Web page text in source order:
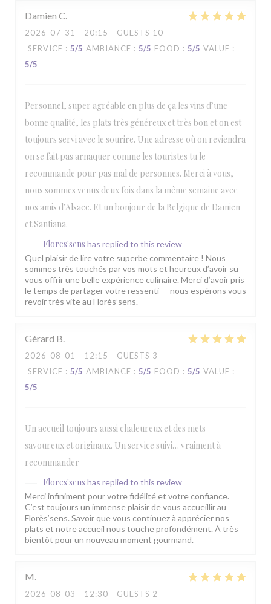
Damien C
2026-07-31 - 20:15 - GUESTS 10
SERVICE : 5/5 AMBIANCE : 5/5 FOOD : 5/5 VALUE :
5/5
Personnel, super agréable en plus de ça les vins d’une
bonne qualité, les plats très généreux et très bon et on est
toujours servi avec le sourire. Une adresse où on reviendra
on se fait pas arnaquer comme les touristes tu le
recommande pour pas mal de personnes. Merci à vous,
nous sommes venus deux fois dans la même semaine avec
nos amis d’Alsace. Et un bonjour de la Belgique de Damien
et Santiana.
Flores'sens has replied to this review
Quel plaisir de lire votre superbe commentaire ! Nous
sommes très touchés par vos mots et heureux d’avoir su
vous offrir une belle expérience culinaire. Merci d’avoir pris
le temps de partager votre ressenti — nous espérons vous
revoir très vite au Florès’sens.
Gérard B
2026-08-01 - 12:15 - GUESTS 3
SERVICE : 5/5 AMBIANCE : 5/5 FOOD : 5/5 VALUE :
5/5
Un accueil toujours aussi chaleureux et des mets
savoureux et originaux. Un service suivi… vraiment à
recommander
Flores'sens has replied to this review
Merci infiniment pour votre fidélité et votre confiance.
C’est toujours un immense plaisir de vous accueillir au
Florès’sens. Savoir que vous continuez à apprécier nos
plats et notre accueil nous touche profondément. À très
bientôt pour un nouveau moment gourmand.
M
2026-08-03 - 12:30 - GUESTS 2